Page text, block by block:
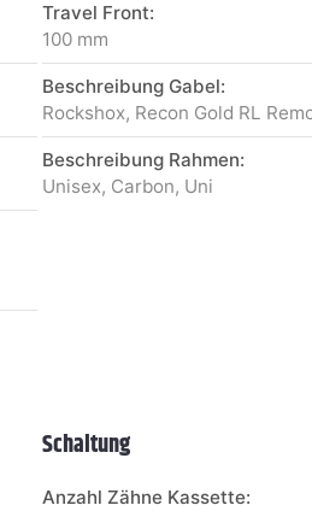
Travel Front:
100 mm
Beschreibung Gabel:
Rockshox, Recon Gold RL
Beschreibung Rahmen:
Unisex, Carbon, Uni
Schaltung
Anzahl Zähne Kassette: